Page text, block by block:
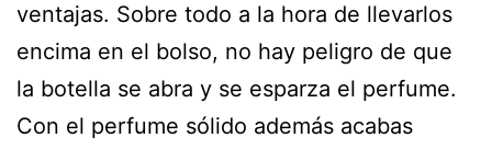
ventajas. Sobre todo a la hora de llevarlos
encima en el bolso, no hay peligro de que
la botella se abra y se esparza el perfume.
Con el perfume sólido además acabas